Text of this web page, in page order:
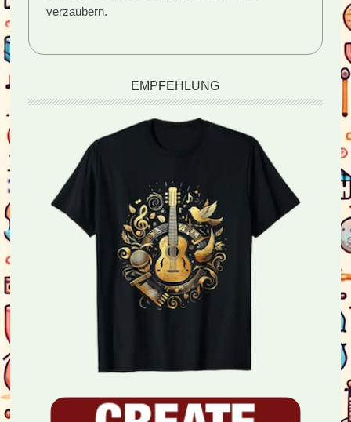
verzaubern.
EMPFEHLUNG